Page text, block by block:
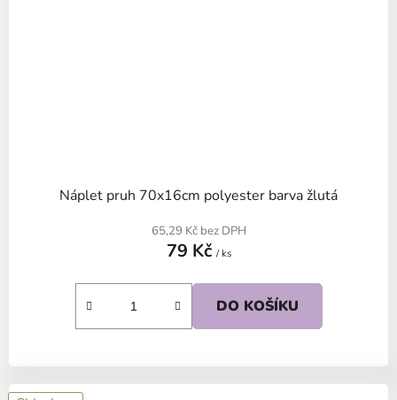
Náplet pruh 70x16cm polyester barva žlutá
65,29 Kč bez DPH
79 Kč / ks
DO KOŠÍKU